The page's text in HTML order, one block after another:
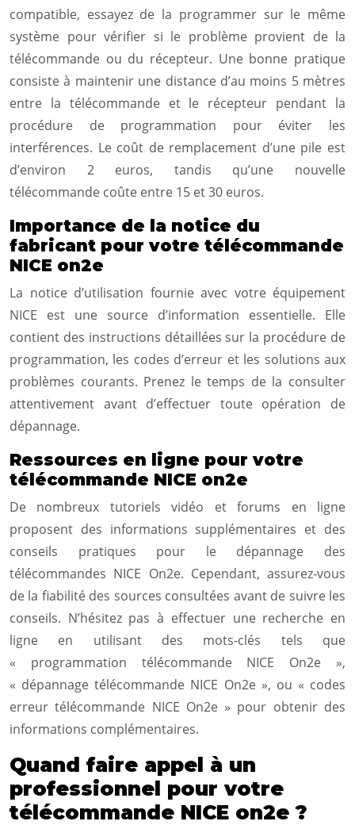
compatible, essayez de la programmer sur le même
système pour vérifier si le problème provient de la
télécommande ou du récepteur. Une bonne pratique
consiste à maintenir une distance d’au moins 5 mètres
entre la télécommande et le récepteur pendant la
procédure de programmation pour éviter les
interférences. Le coût de remplacement d’une pile est
d’environ 2 euros, tandis qu’une nouvelle
télécommande coûte entre 15 et 30 euros.
Importance de la notice du
fabricant pour votre télécommande
NICE on2e
La notice d’utilisation fournie avec votre équipement
NICE est une source d’information essentielle. Elle
contient des instructions détaillées sur la procédure de
programmation, les codes d’erreur et les solutions aux
problèmes courants. Prenez le temps de la consulter
attentivement avant d’effectuer toute opération de
dépannage.
Ressources en ligne pour votre
télécommande NICE on2e
De nombreux tutoriels vidéo et forums en ligne
proposent des informations supplémentaires et des
conseils pratiques pour le dépannage des
télécommandes NICE On2e. Cependant, assurez-vous
de la fiabilité des sources consultées avant de suivre les
conseils. N’hésitez pas à effectuer une recherche en
ligne en utilisant des mots-clés tels que
« programmation télécommande NICE On2e »,
« dépannage télécommande NICE On2e », ou « codes
erreur télécommande NICE On2e » pour obtenir des
informations complémentaires.
Quand faire appel à un
professionnel pour votre
télécommande NICE on2e ?